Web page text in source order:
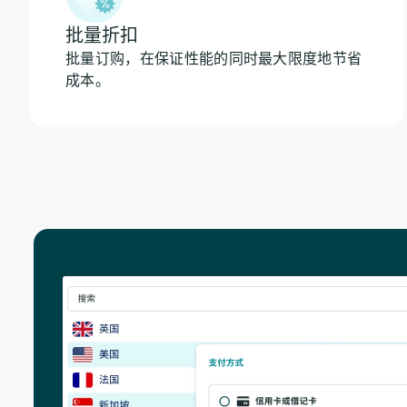
批量折扣
批量订购，在保证性能的同时最大限度地节省
成本。